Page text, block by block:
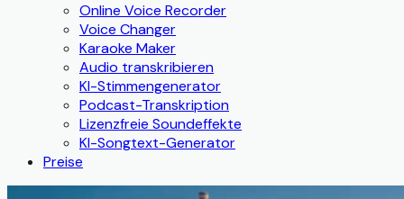
Online Voice Recorder
Voice Changer
Karaoke Maker
Audio transkribieren
KI-Stimmengenerator
Podcast-Transkription
Lizenzfreie Soundeffekte
KI-Songtext-Generator
Preise